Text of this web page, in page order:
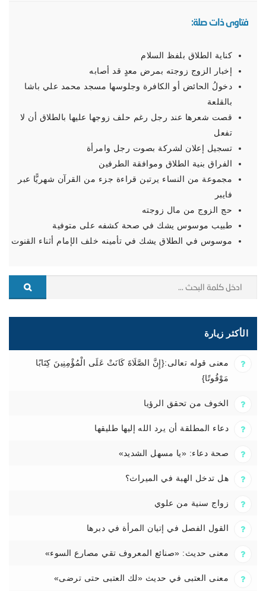
فتاوى ذات صلة:
كناية الطلاق بلفظ السلام
إخبار الزوج زوجته بمرض معدٍ قد أصابه
دخولُ الحائض أو الكافرة وجلوسها مسجد محمد علي باشا
بالقلعة
قصت شعرها عند رجل رغم حلف زوجها عليها بالطلاق أن لا
تفعل
تسجيل إعلان لشركة بصوت رجل وامرأة
الفراق بنية الطلاق وموافقة الطرفين
مجموعة من النساء يرتبن قراءة جزء من القرآن شهريًّا عبر
فايبر
حج الزوج من مال زوجته
طبيب موسوس يشك في صحة كشفه على متوفية
موسوس في الطلاق يشك في تأمينه خلف الإمام أثناء القنوت
الأكثر زيارة
معنى قوله تعالى:{إِنَّ الصَّلَاةَ كَانَتْ عَلَى الْمُؤْمِنِينَ كِتَابًا
مَوْقُوتًا}
الخوف من تحقق الرؤيا
دعاء المطلقة أن يرد الله إليها طليقها
صحة دعاء: «يا مسهل الشديد»
هل تدخل الهبة في الميراث؟
زواج سنية من علوي
القول الفصل في إتيان المرأة في دبرها
معنى حديث: «صنائع المعروف تقي مصارع السوء»
معنى العتبى في حديث «لك العتبى حتى ترضى»